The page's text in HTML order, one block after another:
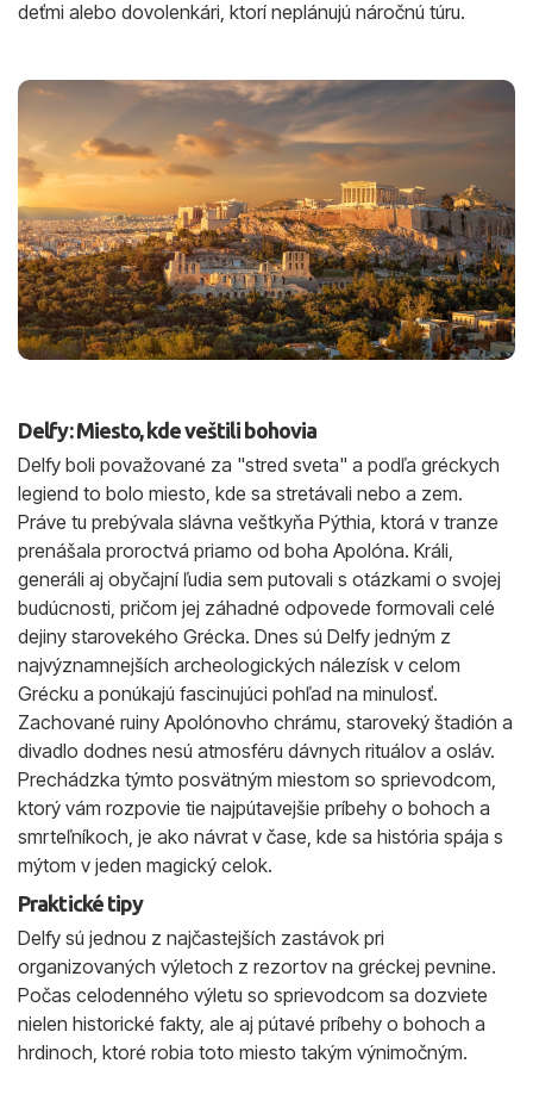
deťmi alebo dovolenkári, ktorí neplánujú náročnú túru.
Delfy: Miesto, kde veštili bohovia
Delfy boli považované za "stred sveta" a podľa gréckych
legiend to bolo miesto, kde sa stretávali nebo a zem.
Práve tu prebývala slávna veštkyňa Pýthia, ktorá v tranze
prenášala proroctvá priamo od boha Apolóna. Králi,
generáli aj obyčajní ľudia sem putovali s otázkami o svojej
budúcnosti, pričom jej záhadné odpovede formovali celé
dejiny starovekého Grécka. Dnes sú Delfy jedným z
najvýznamnejších archeologických nálezísk v celom
Grécku a ponúkajú fascinujúci pohľad na minulosť.
Zachované ruiny Apolónovho chrámu, staroveký štadión a
divadlo dodnes nesú atmosféru dávnych rituálov a osláv.
Prechádzka týmto posvätným miestom so sprievodcom,
ktorý vám rozpovie tie najpútavejšie príbehy o bohoch a
smrteľníkoch, je ako návrat v čase, kde sa história spája s
mýtom v jeden magický celok.
Praktické tipy
Delfy sú jednou z najčastejších zastávok pri
organizovaných výletoch z rezortov na gréckej pevnine.
Počas celodenného výletu so sprievodcom sa dozviete
nielen historické fakty, ale aj pútavé príbehy o bohoch a
hrdinoch, ktoré robia toto miesto takým výnimočným.